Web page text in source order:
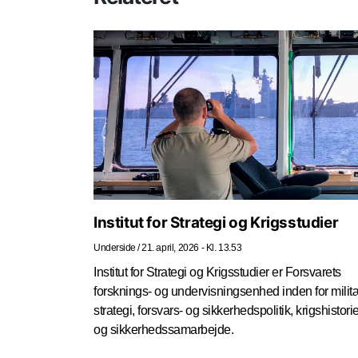
Institut for Strategi og Krigsstudier
Underside /21. april, 2026 - Kl. 13.53
Institut for Strategi og Krigsstudier er Forsvarets
forsknings- og undervisningsenhed inden for
strategi, forsvars- og sikkerhedspolitik,
og sikkerhedssamarbejde.